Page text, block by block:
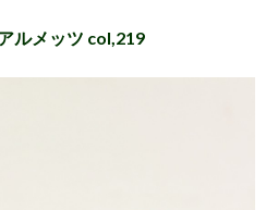
ルメッツ col,219